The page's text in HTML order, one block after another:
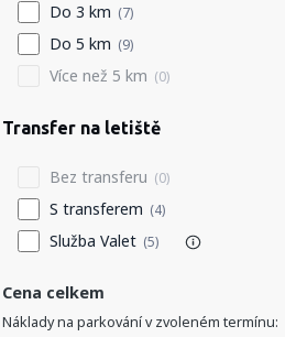
Do 3 km (7)
Do 5 km (9)
Více než 5 km (0)
Transfer na letiště
Bez transferu (0)
S transferem (4)
Služba Valet (5)
Cena celkem
Náklady na parkování v zvoleném termínu: